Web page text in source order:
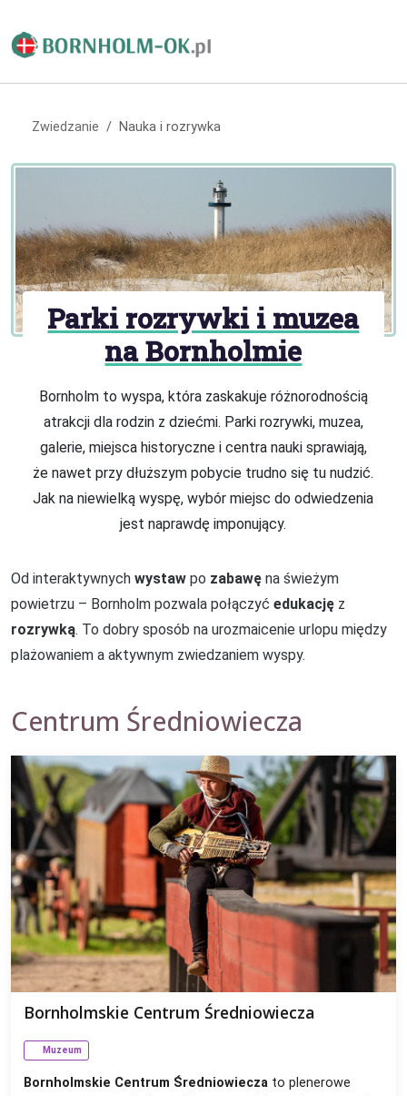
Zwiedzanie Nauka i rozrywka
Parki rozrywki i muzea
na Bornholmie
Bornholm to wyspa, która zaskakuje różnorodnością
atrakcji dla rodzin z dziećmi. Parki rozrywki, muzea,
galerie, miejsca historyczne i centra nauki sprawiają,
że nawet przy dłuższym pobycie trudno się tu nudzić.
Jak na niewielką wyspę, wybór miejsc do odwiedzenia
jest naprawdę imponujący.
Od interaktywnych wystaw po zabawę na świeżym
powietrzu – Bornholm pozwala połączyć edukację z
rozrywką. To dobry sposób na urozmaicenie urlopu między
plażowaniem a aktywnym zwiedzaniem wyspy.
Centrum Średniowiecza
Bornholmskie Centrum Średniowiecza
Muzeum
Bornholmskie Centrum Średniowiecza to plenerowe